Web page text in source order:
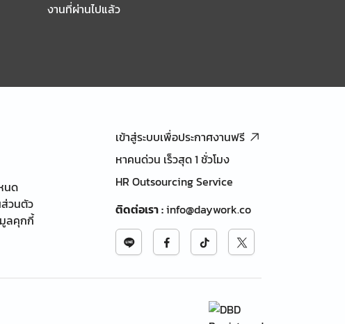
งานที่ผ่านไปแล้ว
นด
วนตัว
มูลคุกกี้
เข้าสู่ระบบเพื่อประกาศงานฟรี
หาคนด่วน เร็วสุด 1 ชั่วโมง
HR Outsourcing Service
ติดต่อเรา:info@daywork.co